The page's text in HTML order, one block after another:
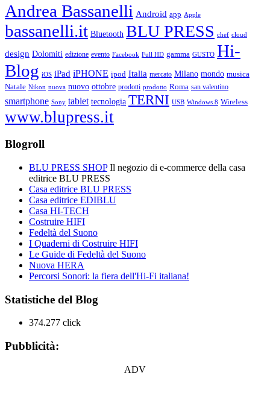
Andrea Bassanelli Android app Apple
bassanelli.it Bluetooth BLU PRESS chef cloud
design Dolomiti edizione evento Facebook Full HD gamma GUSTO Hi-
Blog iOS iPad iPHONE ipod Italia mercato Milano mondo musica
Natale Nikon nuova nuovo ottobre prodotti prodotto Roma san valentino
smartphone Sony tablet tecnologia TERNI USB Windows 8 Wireless
www.blupress.it
Blogroll
BLU PRESS SHOPIl negozio di e-commerce della casa
editrice BLU PRESS
Casa editrice BLU PRESS
Casa editrice EDIBLU
Casa HI-TECH
Costruire HIFI
Fedeltà del Suono
I Quaderni di Costruire HIFI
Le Guide di Fedeltà del Suono
Nuova HERA
Percorsi Sonori: la fiera dell'Hi-Fi italiana!
Statistiche del Blog
374.277 click
Pubblicità:
ADV